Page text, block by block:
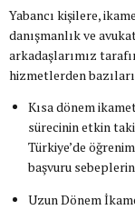
Yabancı kişilere,
danışmanlık ve
arkadaşlarımız
hizmetlerden
Kısa dönem
sürecinin etkin
Türkiye’de
başvuru
Uzun Dönem